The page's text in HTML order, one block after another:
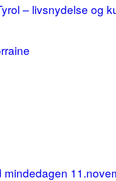
– livsnydelse og
mindedagen